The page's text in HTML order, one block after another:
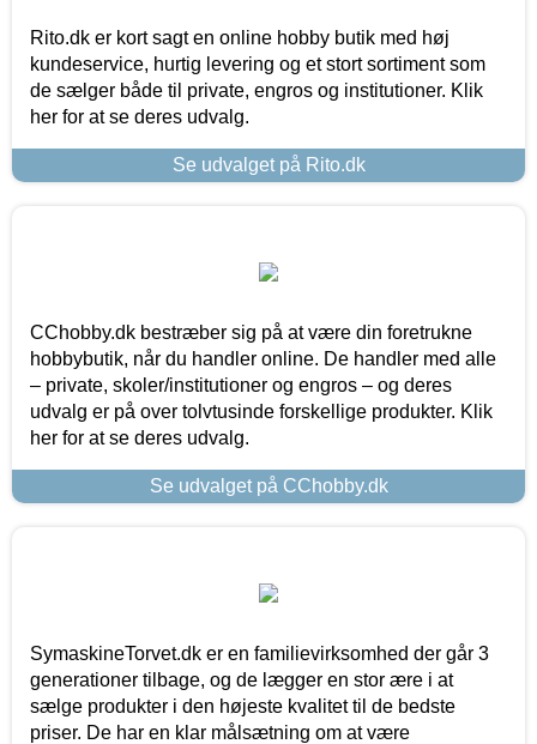
Rito.dk er kort sagt en online hobby butik med høj
kundeservice, hurtig levering og et stort sortiment som
de sælger både til private, engros og institutioner. Klik
her for at se deres udvalg.
Se udvalget på Rito.dk
CChobby.dk bestræber sig på at være din foretrukne
hobbybutik, når du handler online. De handler med alle
– private, skoler/institutioner og engros – og deres
udvalg er på over tolvtusinde forskellige produkter. Klik
her for at se deres udvalg.
Se udvalget på CChobby.dk
SymaskineTorvet.dk er en familievirksomhed der går 3
generationer tilbage, og de lægger en stor ære i at
sælge produkter i den højeste kvalitet til de bedste
priser. De har en klar målsætning om at være